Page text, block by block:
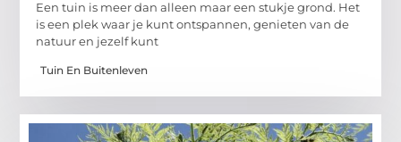
Een tuin is meer dan alleen maar een stukje grond. Het
is een plek waar je kunt ontspannen, genieten van de
natuur en jezelf kunt
Tuin En Buitenleven